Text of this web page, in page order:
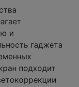
и
гаджета
подходит